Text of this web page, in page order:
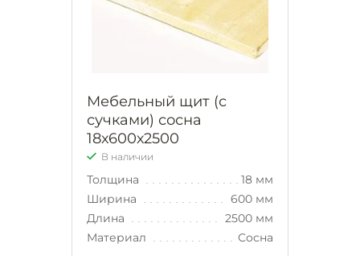
Мебельный щит (с
сучками) сосна
18х600х2500
В наличии
Толщина
18 мм
Ширина
600 мм
Длина
2500 мм
Материал
Сосна